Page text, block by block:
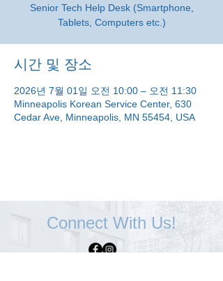
Senior Tech Help Desk (Smartphone,
Tablets, Computers etc.)
시간 및 장소
2026년 7월 01일 오전 10:00 – 오전 11:30
Minneapolis Korean Service Center, 630
Cedar Ave, Minneapolis, MN 55454, USA
Connect With Us!